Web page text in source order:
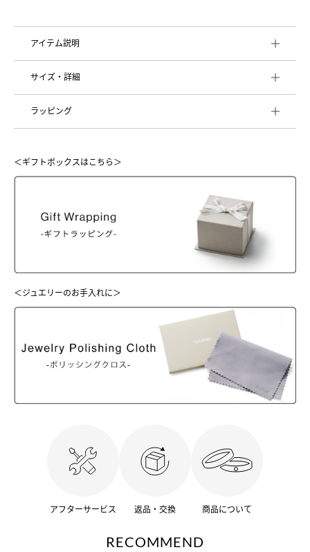
アイテム説明
サイズ・詳細
ラッピング
＜ギフトボックスはこちら＞
＜ジュエリーのお手入れに＞
アフターサービス 返品・交換 商品について
RECOMMEND